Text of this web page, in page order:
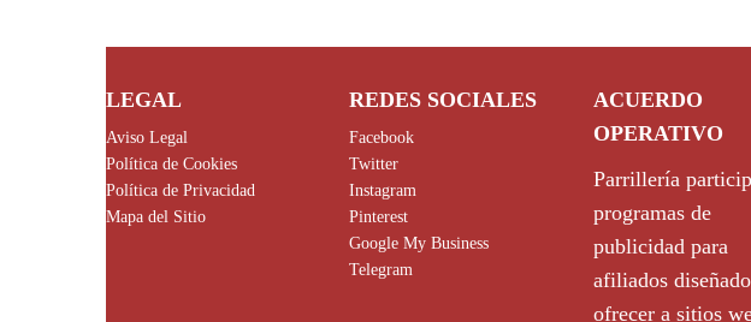
LEGAL
Aviso Legal
Política de Cookies
Política de Privacidad
Mapa del Sitio
REDES SOCIALES
Facebook
Twitter
Instagram
Pinterest
Google My Business
Telegram
ACUERDO
OPERATIVO
Parrillería
programas de
publicidad para
afiliados
ofrecer a sitios